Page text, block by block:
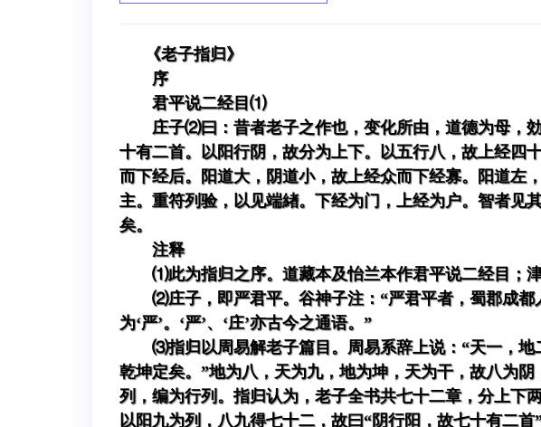
《老子指归》
序
君平说二经目⑴
庄子⑵曰：昔者老子之作也，变化所由，道德为母，
十有二首。以阳行阴，故分为上下。以五行八，故上经
而下经后。阳道大，阴道小，故上经众而下经寡。阳道左
主。重符列验，以见端緖。下经为门，上经为户。智者见
矣。
注释
⑴此为指归之序。道藏本及怡兰本作君平说二经目；
⑵庄子，即严君平。谷神子注：“严君平者，蜀郡成
为‘严’。‘严’、‘庄’亦古今之通语。”
⑶指归以周易解老子篇目。周易系辞上说：“天一，地
乾坤定矣。”地为八，天为九，地为坤，天为干，故八为
列，编为行列。指归认为，老子全书共七十二章，分上下
以阳九为列，八九得七十二，故曰“阴行阳，故七十有二